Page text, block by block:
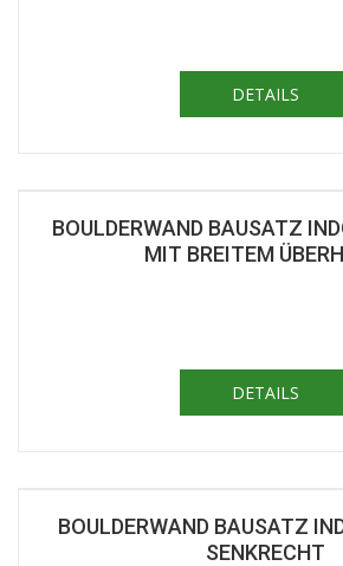
DETAILS
BOULDERWAND BAUSATZ
MIT BREITEM
DETAILS
BOULDERWAND BAUSATZ
SENKRECHT